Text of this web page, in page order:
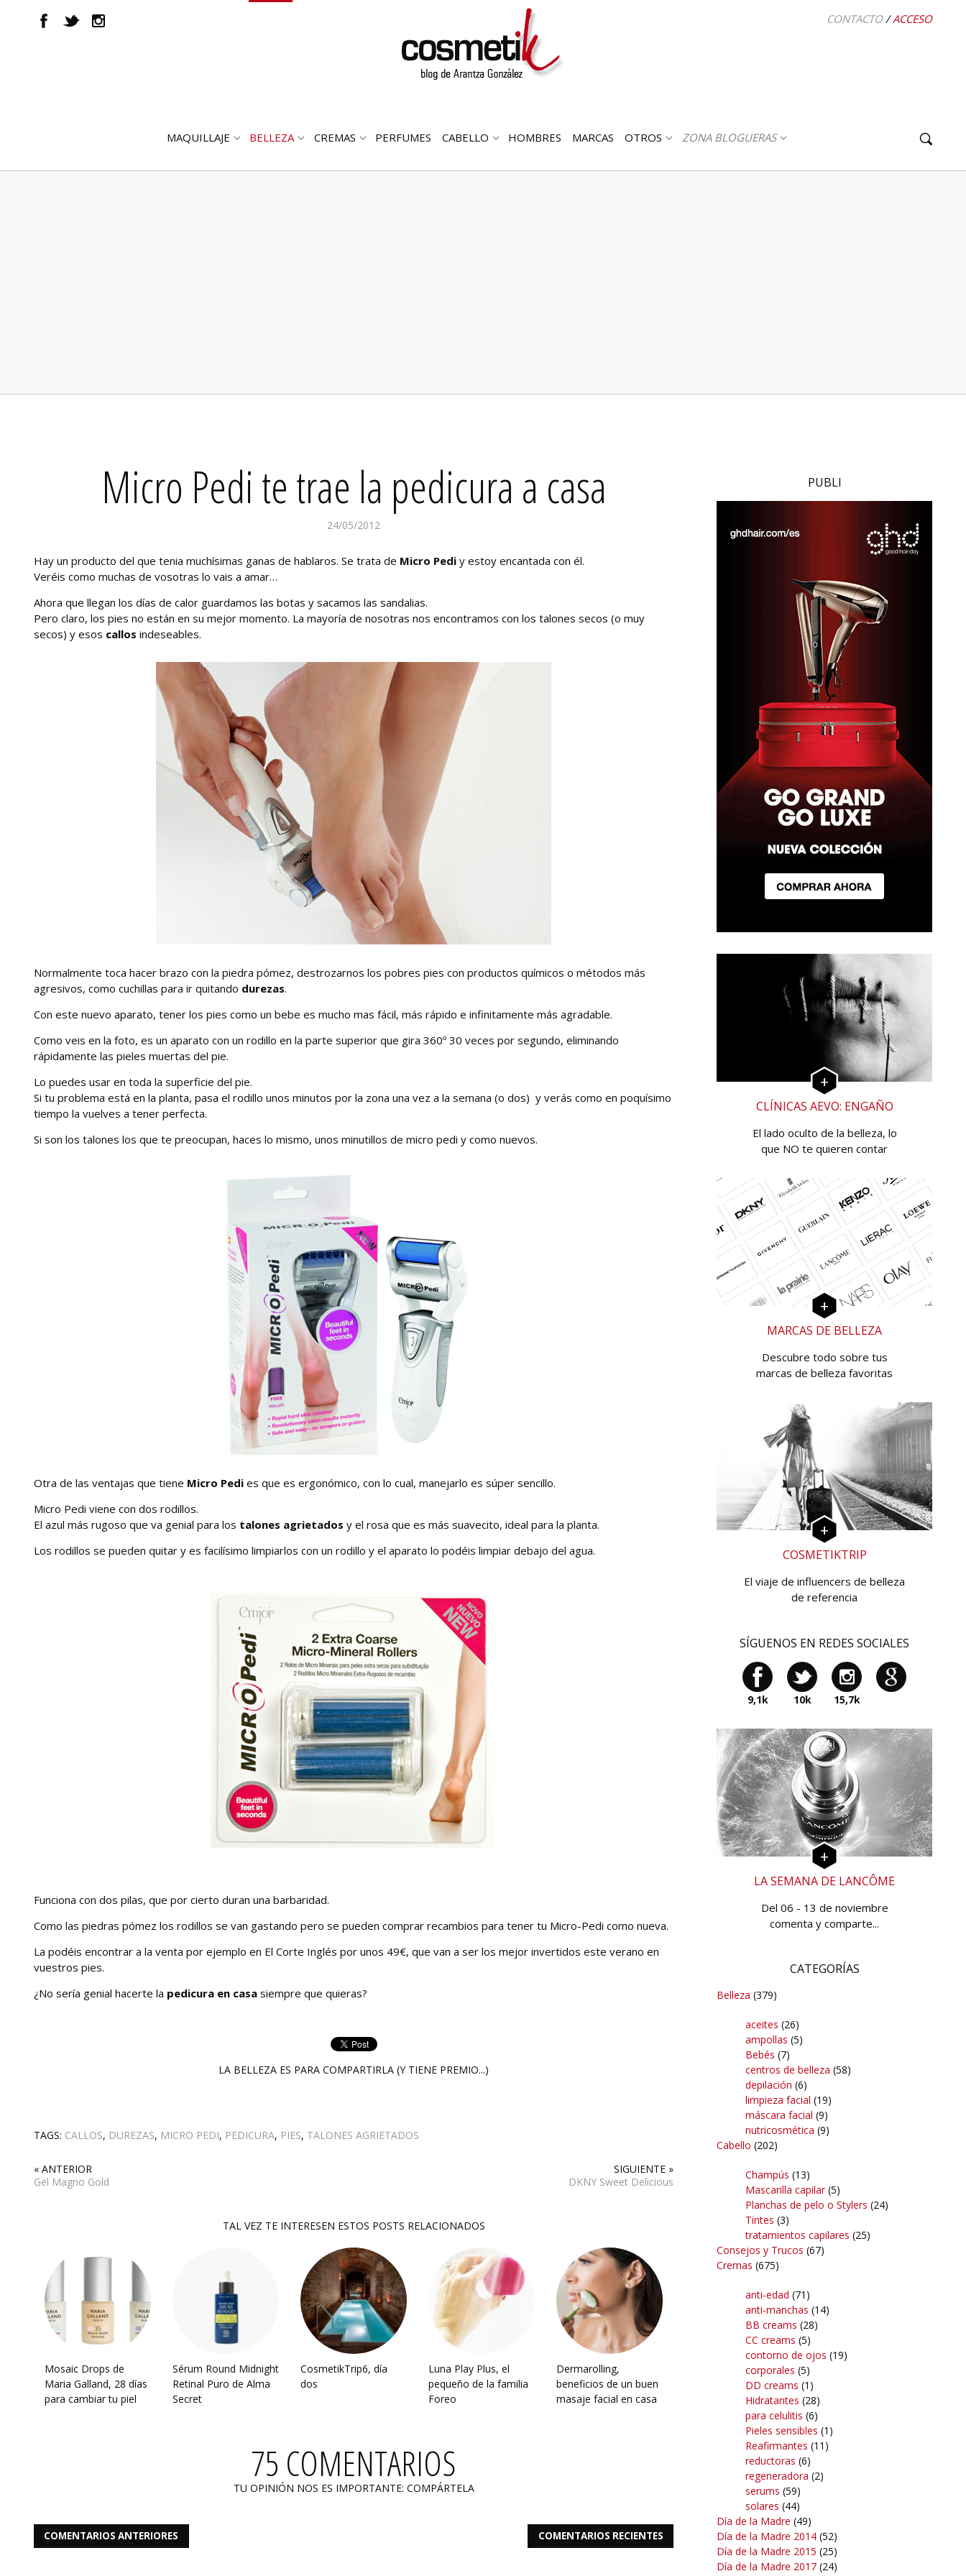
ABRIR
MAQUILLAJE
ABRIR
BELLEZA
ABRIR
CREMAS PERFUMES
ABRIR
CABELLO HOMBRES MARCAS
ABRIR
OTROS ZONA BLOGUERAS
CONTACTO/ACCESO
Micro Pedi te trae la pedicura a casa
24/05/2012
Hay un producto del que tenia muchísimas ganas de hablaros. Se trata de Micro Pedi y estoy encantada con él.
Veréis como muchas de vosotras lo vais a amar…
Ahora que llegan los días de calor guardamos las botas y sacamos las sandalias.
Pero claro, los pies no están en su mejor momento. La mayoría de nosotras nos encontramos con los talones secos (o muy
secos) y esos callos indeseables.
Normalmente toca hacer brazo con la piedra pómez, destrozarnos los pobres pies con productos químicos o métodos más
agresivos, como cuchillas para ir quitando durezas.
Con este nuevo aparato, tener los pies como un bebe es mucho mas fácil, más rápido e infinitamente más agradable.
Como veis en la foto, es un aparato con un rodillo en la parte superior que gira 360º 30 veces por segundo, eliminando
rápidamente las pieles muertas del pie.
Lo puedes usar en toda la superficie del pie.
Si tu problema está en la planta, pasa el rodillo unos minutos por la zona una vez a la semana (o dos) y verás como en poquísimo
tiempo la vuelves a tener perfecta.
Si son los talones los que te preocupan, haces lo mismo, unos minutillos de micro pedi y como nuevos.
Otra de las ventajas que tiene Micro Pedi es que es ergonómico, con lo cual, manejarlo es súper sencillo.
Micro Pedi viene con dos rodillos.
El azul más rugoso que va genial para los talones agrietados y el rosa que es más suavecito, ideal para la planta.
Los rodillos se pueden quitar y es facilísimo limpiarlos con un rodillo y el aparato lo podéis limpiar debajo del agua.
Funciona con dos pilas, que por cierto duran una barbaridad.
Como las piedras pómez los rodillos se van gastando pero se pueden comprar recambios para tener tu Micro-Pedi como nueva.
La podéis encontrar a la venta por ejemplo en El Corte Inglés por unos 49€, que van a ser los mejor invertidos este verano en
vuestros pies.
¿No sería genial hacerte la pedicura en casa siempre que quieras?
LA BELLEZA ES PARA COMPARTIRLA (Y TIENE PREMIO...)
TAGS: CALLOS, DUREZAS, MICRO PEDI, PEDICURA, PIES, TALONES AGRIETADOS
« ANTERIOR
Gel Magno Gold
SIGUIENTE »
DKNY Sweet Delicious
TAL VEZ TE INTERESEN ESTOS POSTS RELACIONADOS
Mosaic Drops de
Maria Galland, 28 días
para cambiar tu piel
Sérum Round Midnight
Retinal Puro de Alma
Secret
CosmetikTrip6, día
dos
Luna Play Plus, el
pequeño de la familia
Foreo
Dermarolling,
beneficios de un buen
masaje facial en casa
75 COMENTARIOS
TU OPINIÓN NOS ES IMPORTANTE: COMPÁRTELA
COMENTARIOS ANTERIORES COMENTARIOS RECIENTES
PUBLI
CLÍNICAS AEVO: ENGAÑO
El lado oculto de la belleza, lo
que NO te quieren contar
MARCAS DE BELLEZA
Descubre todo sobre tus
marcas de belleza favoritas
COSMETIKTRIP
El viaje de influencers de belleza
de referencia
SÍGUENOS EN REDES SOCIALES
9,1k 10k 15,7k
LA SEMANA DE LANCÔME
Del 06 - 13 de noviembre
comenta y comparte...
CATEGORÍAS
Belleza (379)
aceites (26)
ampollas (5)
Bebés (7)
centros de belleza (58)
depilación (6)
limpieza facial (19)
máscara facial (9)
nutricosmética (9)
Cabello (202)
Champús (13)
Mascarilla capilar(5)
Planchas de pelo o Stylers (24)
Tintes (3)
tratamientos capilares (25)
Consejos y Trucos (67)
Cremas (675)
anti-edad (71)
anti-manchas (14)
BB creams (28)
CC creams (5)
contorno de ojos (19)
corporales (5)
DD creams (1)
Hidratantes (28)
para celulitis (6)
Pieles sensibles (1)
Reafirmantes (11)
reductoras (6)
regeneradora (2)
serums (59)
solares (44)
Día de la Madre (49)
Día de la Madre 2014 (52)
Día de la Madre 2015 (25)
Día de la Madre 2017 (24)